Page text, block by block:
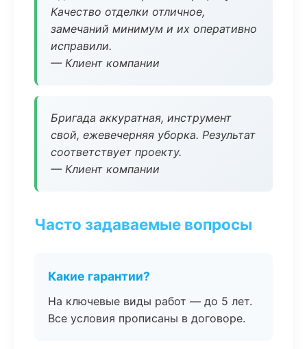
Качество отделки отличное,
замечаний минимум и их оперативно
исправили.
— Клиент компании
Бригада аккуратная, инструмент
свой, ежевечерняя уборка. Результат
соответствует проекту.
— Клиент компании
Часто задаваемые вопросы
Какие гарантии?
На ключевые виды работ — до 5 лет.
Все условия прописаны в договоре.